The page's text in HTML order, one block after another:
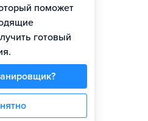
поможет
готовый